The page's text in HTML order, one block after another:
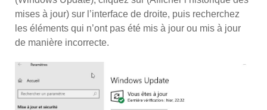
mises à jour) sur l’interface de droite, puis recherchez
les éléments qui n’ont pas été mis à jour ou mis à jour
de manière incorrecte.